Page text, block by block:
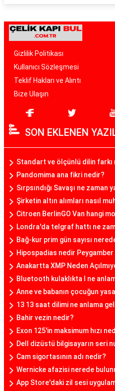
Gizlilik Politikası
Kullanıcı Sözleşmesi
Teklif Hakları ve Alıntı
Bize Ulaşın
SON EKLENEN
Standart ve ölçünlü dilin farkı
Pandomima ana fikri nedir?
Sırpsındığı Savaşı ne zaman
Şirketin altın alımları nasıl
Citroen BerlinGO Van hangi
Londra'da telgraf hattı ne
Bağ-kur prim gün sayısı
Hipospadias nedir Peygamber
Anakartta XMP Neden
Bluetooth kulaklıkta l ne
Anne ve babanın çocuğun
13 13 saat dilimi ne anlama
Bahir vezin nedir?
Exon 125'in maksimum hızı
Dell dizüstü bilgisayarın seri
Cam sigortasının adı nedir?
Wernicke afazisi nerede
App Store'daki zil sesi